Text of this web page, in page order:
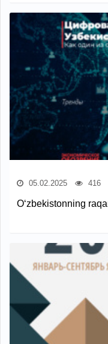
05.02.2025 416
O‘zbekistonning